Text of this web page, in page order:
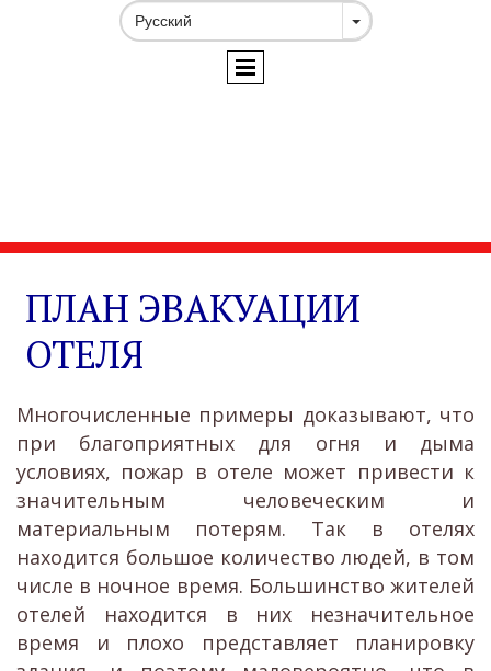
ПЛАН ЭВАКУАЦИИ
ОТЕЛЯ
Многочисленные примеры доказывают, что
при благоприятных для огня и дыма
условиях, пожар в отеле может привести к
значительным человеческим и
материальным потерям. Так в отелях
находится большое количество людей, в том
числе в ночное время. Большинство жителей
отелей находится в них незначительное
время и плохо представляет планировку